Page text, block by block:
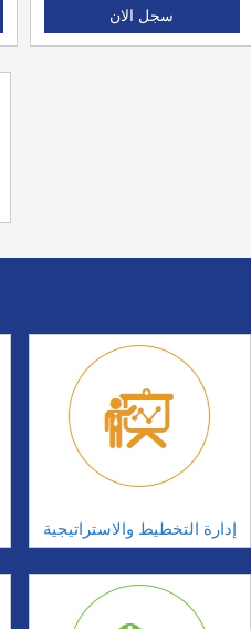
سجل الان
إدارة التخطيط والاستراتيجية